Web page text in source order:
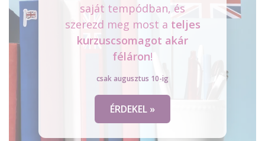
saját tempódban, és
szerezd meg most a teljes
kurzuscsomagot akár
féláron!
csak augusztus 10-ig
ÉRDEKEL »